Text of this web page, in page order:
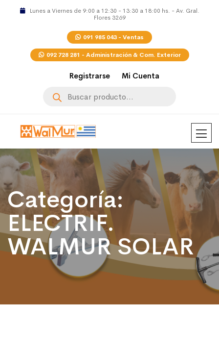
Lunes a Viernes de 9:00 a 12:30 - 13:30 a 18:00 hs. - Av. Gral.
Flores 3269
091 985 043 - Ventas
092 728 281 - Administración & Com. Exterior
Registrarse Mi Cuenta
Categoría:
ELECTRIF.
WALMUR SOLAR